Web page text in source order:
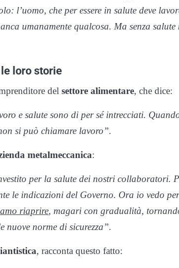
l’uomo, che per essere in salute deve
umanamente qualcosa. Ma senza
loro storie
del settore alimentare, che dice:
e salute sono di per sé intrecciati.
si può chiamare lavoro”.
metalmeccanica:
per la salute dei nostri collaboratori.
le indicazioni del Governo. Ora io vedo
riaprire, magari con gradualità,
nuove norme di sicurezza”.
, racconta questo fatto: